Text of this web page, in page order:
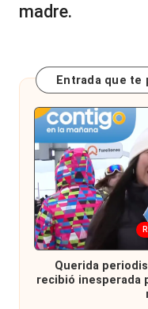
madre.
Entrada que te
Publicada
en
Querida
recibió inesperada